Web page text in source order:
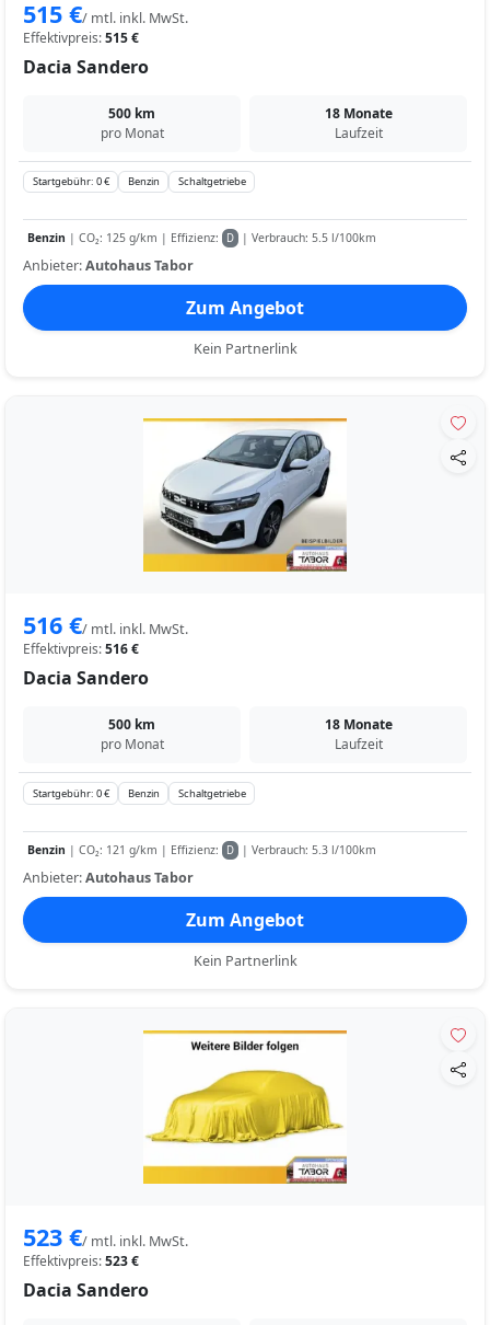
515 €/ mtl. inkl. MwSt.
Effektivpreis:515 €
Dacia Sandero
500 km
pro Monat
18 Monate
Laufzeit
Startgebühr: 0 € Benzin Schaltgetriebe
Benzin | CO₂: 125 g/km | Effizienz: D | Verbrauch: 5.5 l/100km
Anbieter:Autohaus Tabor
Zum Angebot
Kein Partnerlink
516 €/ mtl. inkl. MwSt.
Effektivpreis:516 €
Dacia Sandero
500 km
pro Monat
18 Monate
Laufzeit
Startgebühr: 0 € Benzin Schaltgetriebe
Benzin | CO₂: 121 g/km | Effizienz: D | Verbrauch: 5.3 l/100km
Anbieter:Autohaus Tabor
Zum Angebot
Kein Partnerlink
523 €/ mtl. inkl. MwSt.
Effektivpreis:523 €
Dacia Sandero